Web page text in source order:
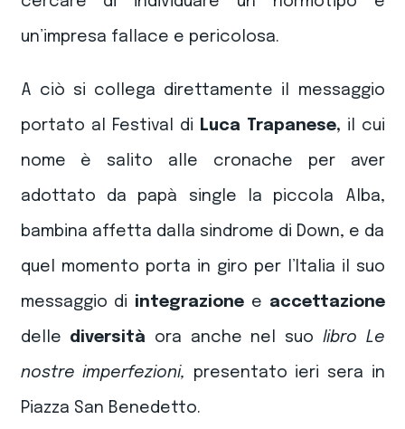
un’impresa fallace e pericolosa.
A ciò si collega direttamente il messaggio
portato al Festival di Luca Trapanese, il cui
nome è salito alle cronache per aver
adottato da papà single la piccola Alba,
bambina affetta dalla sindrome di Down, e da
quel momento porta in giro per l’Italia il suo
messaggio di integrazione e accettazione
delle diversità ora anche nel suo libro Le
nostre imperfezioni, presentato ieri sera in
Piazza San Benedetto.